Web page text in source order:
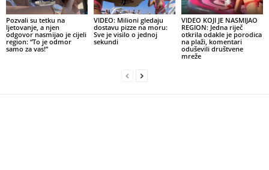
Pozvali su tetku na
ljetovanje, a njen
odgovor nasmijao je cijeli
region: “To je odmor
samo za vas!”
VIDEO: Milioni gledaju
dostavu pizze na moru:
Sve je visilo o jednoj
sekundi
VIDEO KOJI JE NASMIJAO
REGION: Jedna riječ
otkrila odakle je porodica
na plaži, komentari
oduševili društvene
mreže